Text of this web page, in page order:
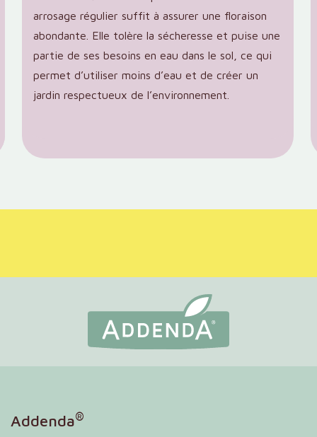
arrosage régulier suffit à assurer une floraison
abondante. Elle tolère la sécheresse et puise une
partie de ses besoins en eau dans le sol, ce qui
permet d’utiliser moins d’eau et de créer un
jardin respectueux de l’environnement.
Addenda®